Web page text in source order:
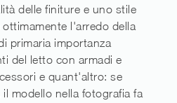
delle finiture e uno stile
l'arredo della
primaria importanza
del letto con armadi e
e quant'altro: se
modello nella fotografia fa